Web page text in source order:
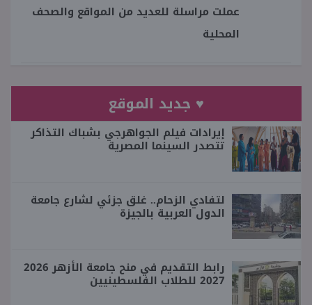
عملت مراسلة للعديد من المواقع والصحف
المحلية
♥ جديد الموقع
إيرادات فيلم الجواهرجي بشباك التذاكر
تتصدر السينما المصرية
لتفادي الزحام.. غلق جزئي لشارع جامعة
الدول العربية بالجيزة
رابط التقديم في منح جامعة الأزهر 2026
2027 للطلاب الفلسطينيين